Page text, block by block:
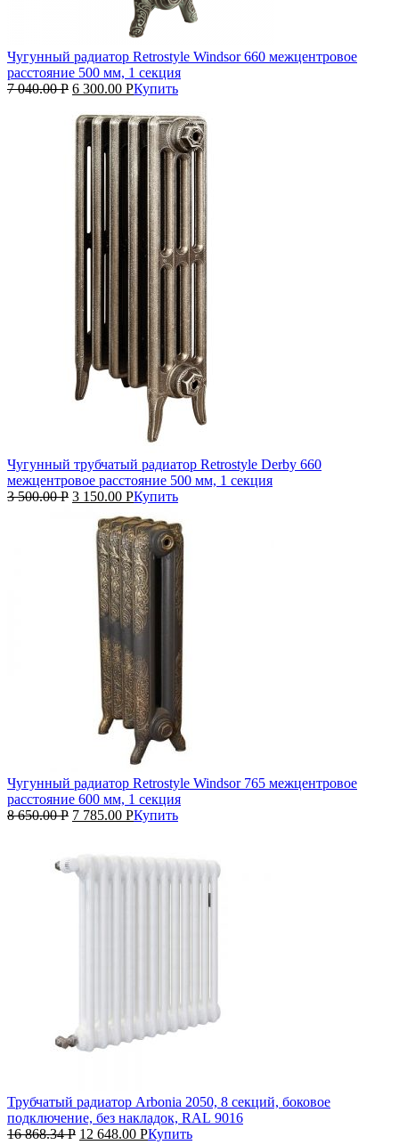
Чугунный радиатор Retrostyle Windsor 660 межцентровое
расстояние 500 мм, 1 секция
7 040.00Р 6 300.00 РКупить
Чугунный трубчатый радиатор Retrostyle Derby 660
межцентровое расстояние 500 мм, 1 секция
3 500.00Р 3 150.00 РКупить
Чугунный радиатор Retrostyle Windsor 765 межцентровое
расстояние 600 мм, 1 секция
8 650.00Р 7 785.00 РКупить
Трубчатый радиатор Arbonia 2050, 8 секций, боковое
подключение, без накладок, RAL 9016
16 868.34Р 12 648.00 РКупить